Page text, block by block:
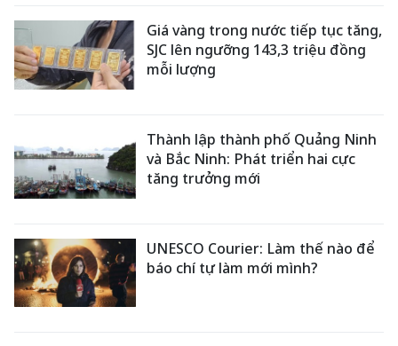
Giá vàng trong nước tiếp tục tăng,
SJC lên ngưỡng 143,3 triệu đồng
mỗi lượng
Thành lập thành phố Quảng Ninh
và Bắc Ninh: Phát triển hai cực
tăng trưởng mới
UNESCO Courier: Làm thế nào để
báo chí tự làm mới mình?